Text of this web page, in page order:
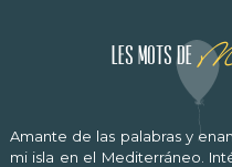
Les mots de
Amante de las palabras y
mi isla en el Mediterráneo.